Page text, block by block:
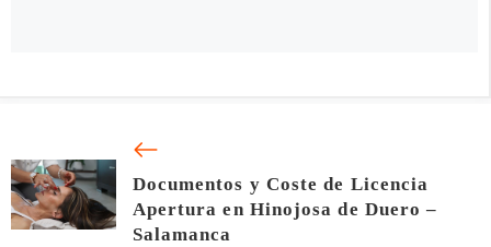
Documentos y Coste de Licencia
Apertura en Hinojosa de Duero –
Salamanca